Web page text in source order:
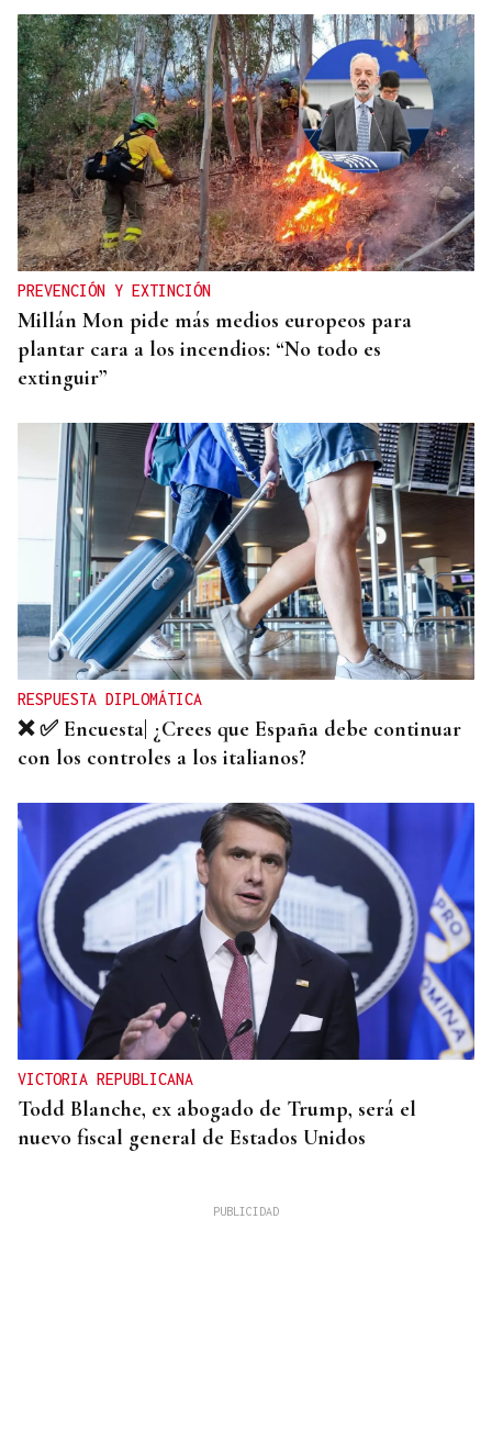
SUSTITUTO DEL OURENSANO
Vázquez Alvite, nuevo presidente del Comité
Técnico en Galicia
PREVENCIÓN Y EXTINCIÓN
Millán Mon pide más medios europeos para
plantar cara a los incendios: “No todo es
extinguir”
RESPUESTA DIPLOMÁTICA
❌ ✅ Encuesta| ¿Crees que España debe continuar
con los controles a los italianos?
VICTORIA REPUBLICANA
Todd Blanche, ex abogado de Trump, será el
nuevo fiscal general de Estados Unidos